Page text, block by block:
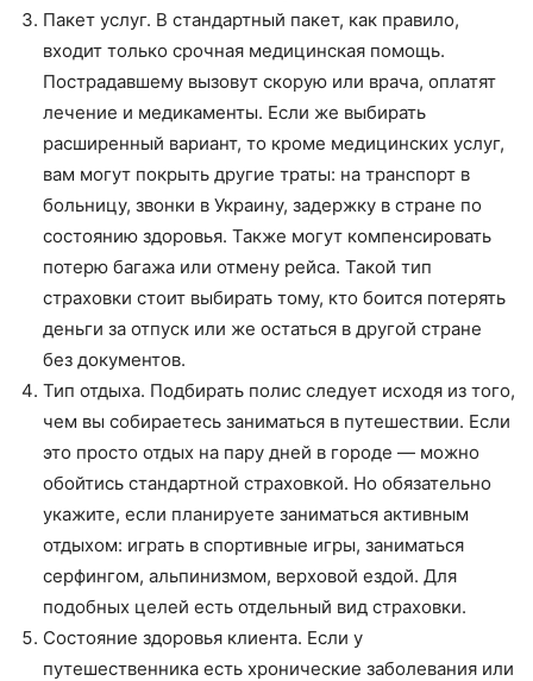
Пакет услуг. В стандартный пакет, как правило,
входит только срочная медицинская помощь.
Пострадавшему вызовут скорую или врача, оплатят
лечение и медикаменты. Если же выбирать
расширенный вариант, то кроме медицинских услуг,
вам могут покрыть другие траты: на транспорт в
больницу, звонки в Украину, задержку в стране по
состоянию здоровья. Также могут компенсировать
потерю багажа или отмену рейса. Такой тип
страховки стоит выбирать тому, кто боится потерять
деньги за отпуск или же остаться в другой стране
без документов.
Тип отдыха. Подбирать полис следует исходя из того,
чем вы собираетесь заниматься в путешествии. Если
это просто отдых на пару дней в городе — можно
обойтись стандартной страховкой. Но обязательно
укажите, если планируете заниматься активным
отдыхом: играть в спортивные игры, заниматься
серфингом, альпинизмом, верховой ездой. Для
подобных целей есть отдельный вид страховки.
Состояние здоровья клиента. Если у
путешественника есть хронические заболевания или